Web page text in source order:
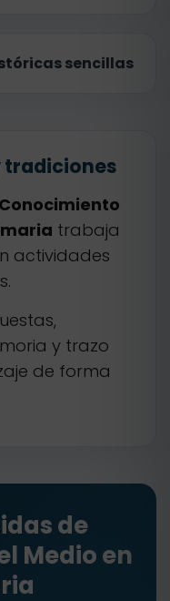
sencillas
tradiciones
Conocimiento
trabaja
actividades
y trazo
de forma
de
Medio en